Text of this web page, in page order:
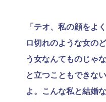
「テオ、私の顔をよ
ロ切れのような女の
う女なんてものじゃ
と立つこともできな
よ。こんな私と結婚